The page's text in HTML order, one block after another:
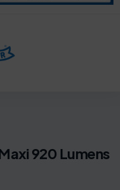
920 Lumens